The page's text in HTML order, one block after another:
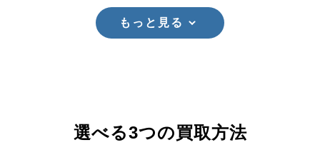
もっと見る
選べる3つの買取方法